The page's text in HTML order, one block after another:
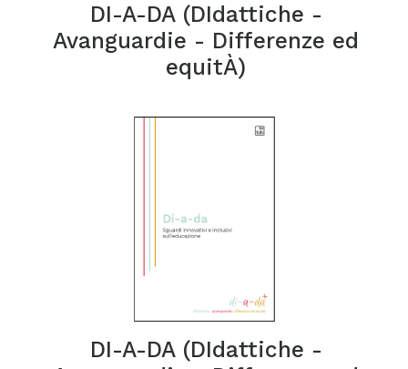
DI-A-DA (DIdattiche -
Avanguardie - Differenze ed
equitÀ)
DI-A-DA (DIdattiche -